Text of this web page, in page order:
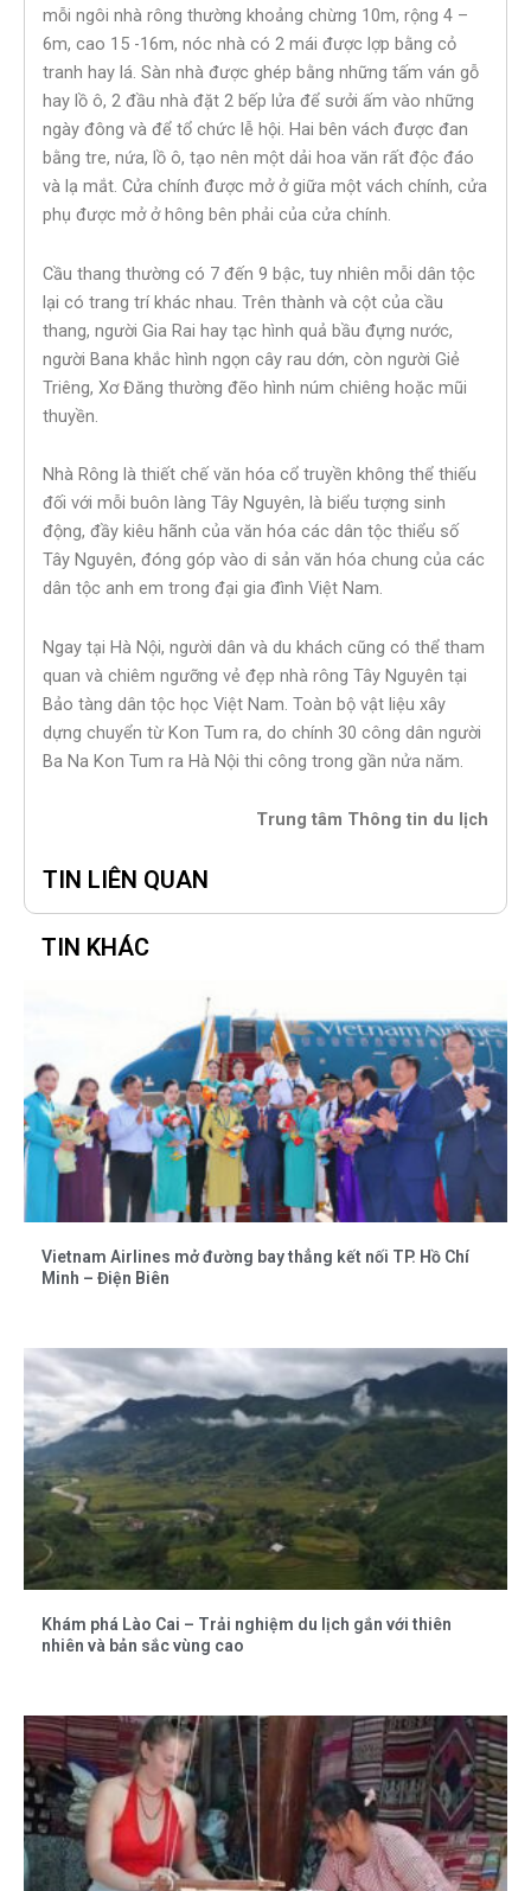
mỗi ngôi nhà rông thường khoảng chừng 10m, rộng 4 –
6m, cao 15 -16m, nóc nhà có 2 mái được lợp bằng cỏ
tranh hay lá. Sàn nhà được ghép bằng những tấm ván gỗ
hay lồ ô, 2 đầu nhà đặt 2 bếp lửa để sưởi ấm vào những
ngày đông và để tổ chức lễ hội. Hai bên vách được đan
bằng tre, nứa, lồ ô, tạo nên một dải hoa văn rất độc đáo
và lạ mắt. Cửa chính được mở ở giữa một vách chính, cửa
phụ được mở ở hông bên phải của cửa chính.
Cầu thang thường có 7 đến 9 bậc, tuy nhiên mỗi dân tộc
lại có trang trí khác nhau. Trên thành và cột của cầu
thang, người Gia Rai hay tạc hình quả bầu đựng nước,
người Bana khắc hình ngọn cây rau dớn, còn người Giẻ
Triêng, Xơ Đăng thường đẽo hình núm chiêng hoặc mũi
thuyền.
Nhà Rông là thiết chế văn hóa cổ truyền không thể thiếu
đối với mỗi buôn làng Tây Nguyên, là biểu tượng sinh
động, đầy kiêu hãnh của văn hóa các dân tộc thiểu số
Tây Nguyên, đóng góp vào di sản văn hóa chung của các
dân tộc anh em trong đại gia đình Việt Nam.
Ngay tại Hà Nội, người dân và du khách cũng có thể tham
quan và chiêm ngưỡng vẻ đẹp nhà rông Tây Nguyên tại
Bảo tàng dân tộc học Việt Nam. Toàn bộ vật liệu xây
dựng chuyển từ Kon Tum ra, do chính 30 công dân người
Ba Na Kon Tum ra Hà Nội thi công trong gần nửa năm.
Trung tâm Thông tin du lịch
TIN LIÊN QUAN
TIN KHÁC
Vietnam Airlines mở đường bay thẳng kết nối TP. Hồ Chí
Minh – Điện Biên
Khám phá Lào Cai – Trải nghiệm du lịch gắn với thiên
nhiên và bản sắc vùng cao